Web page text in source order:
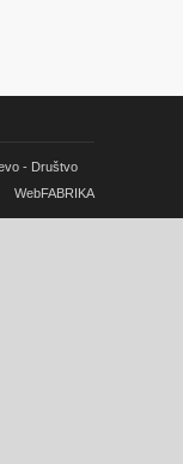
- Društvo
WebFABRIKA